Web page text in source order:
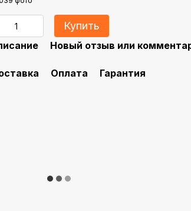
Купить
Новый отзыв или
Оплата Гарантия